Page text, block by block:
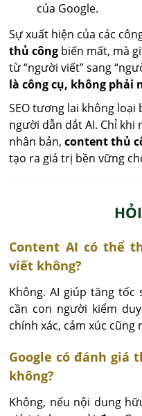
của Google.
Sự xuất hiện của các
thủ công biến mất, mà
từ “người viết” sang
là công cụ, không phải
SEO tương lai không
người dẫn dắt AI. Chỉ
nhân bản,content thủ
tạo ra giá trị bền vững
Content AI có thể
viết không?
Không. AI giúp tăng
cần con người kiểm
chính xác, cảm xúc
Google có đánh giá
không?
Không, nếu nội dung